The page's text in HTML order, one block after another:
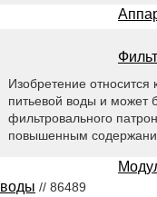
Изобретение относится
питьевой воды и может
фильтровального
повышенным
воды // 86489